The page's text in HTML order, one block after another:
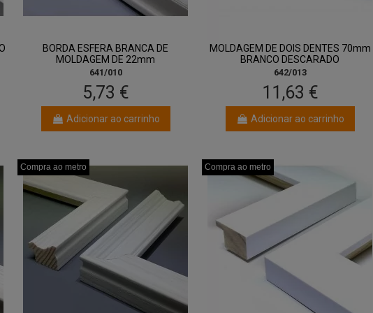
BORDA ESFERA BRANCA DE
MOLDAGEM DE 22mm
641/010
5,73 €
Adicionar ao carrinho
MOLDAGEM DE DOIS DENTES 70mm
BRANCO DESCARADO
642/013
11,63 €
Adicionar ao carrinho
Compra ao metro
Compra ao metro
Compra ao metro Compra ao metro
Compra ao metro
Compra ao metro